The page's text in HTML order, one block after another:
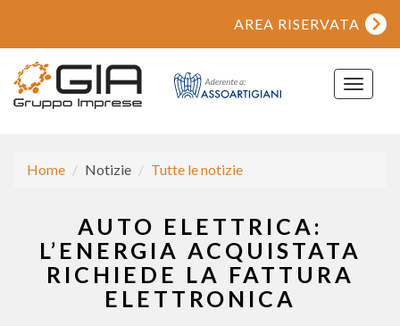
AREA RISERVATA
Toggle
Home Notizie Tutte le notizie
AUTO ELETTRICA:
L’ENERGIA ACQUISTATA
RICHIEDE LA FATTURA
ELETTRONICA